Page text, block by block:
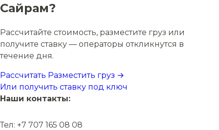
Сайрам?
Рассчитайте стоимость, разместите груз или
получите ставку — операторы откликнутся в
течение дня.
Рассчитать Разместить груз →
Или получить ставку под ключ
Наши контакты:
Тел: +7 707 165 08 08